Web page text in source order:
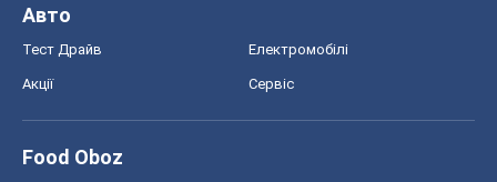
Авто
Тест Драйв Електромобілі
Акції Сервіс
Food Oboz